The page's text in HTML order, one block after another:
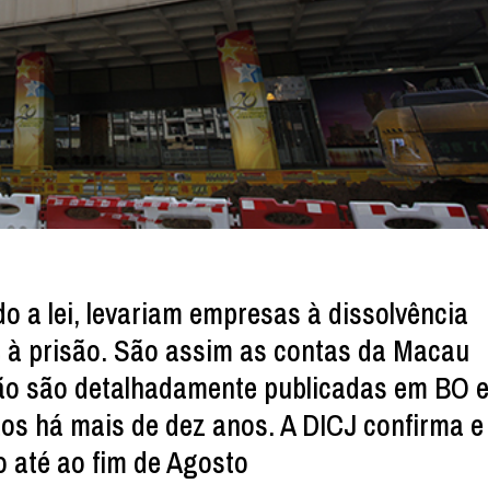
a lei, levariam empresas à dissolvência
prisão. São assim as contas da Macau
são detalhadamente publicadas em BO
há mais de dez anos. A DICJ confirma e
até ao fim de Agosto